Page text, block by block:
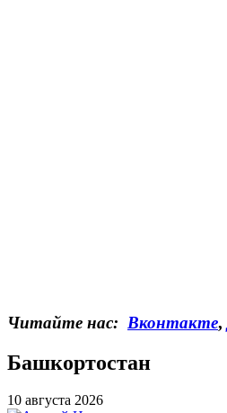
Читайте нас: Вконтакте,
Башкортостан
10 августа 2026